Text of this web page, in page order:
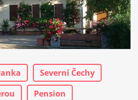
Severní Čechy
Pension